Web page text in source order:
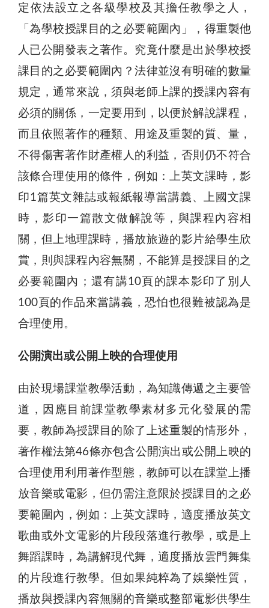
定依法設立之各級學校及其擔任教學之人，
「為學校授課目的之必要範圍內」，得重製他
人已公開發表之著作。究竟什麼是出於學校授
課目的之必要範圍內？法律並沒有明確的數量
規定，通常來說，須與老師上課的授課內容有
必須的關係，一定要用到，以便於解說課程，
而且依照著作的種類、用途及重製的質、量，
不得傷害著作財產權人的利益，否則仍不符合
該條合理使用的條件，例如：上英文課時，影
印1篇英文雜誌或報紙報導當講義、上國文課
時，影印一篇散文做解說等，與課程內容相
關，但上地理課時，播放旅遊的影片給學生欣
賞，則與課程內容無關，不能算是授課目的之
必要範圍內；還有講10頁的課本影印了別人
100頁的作品來當講義，恐怕也很難被認為是
合理使用。
公開演出或公開上映的合理使用
由於現場課堂教學活動，為知識傳遞之主要管
道，因應目前課堂教學素材多元化發展的需
要，教師為授課目的除了上述重製的情形外，
著作權法第46條亦包含公開演出或公開上映的
合理使用利用著作型態，教師可以在課堂上播
放音樂或電影，但仍需注意限於授課目的之必
要範圍內，例如：上英文課時，適度播放英文
歌曲或外文電影的片段段落進行教學，或是上
舞蹈課時，為講解現代舞，適度播放雲門舞集
的片段進行教學。但如果純粹為了娛樂性質，
播放與授課內容無關的音樂或整部電影供學生